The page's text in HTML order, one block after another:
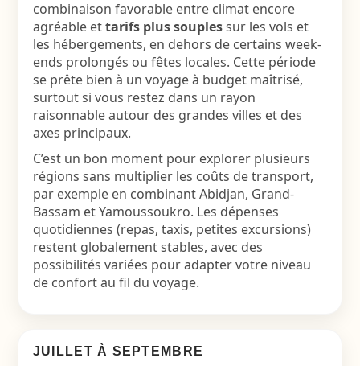
combinaison favorable entre climat encore
agréable ettarifs plus souplessur les vols et
les hébergements, en dehors de certains week-
ends prolongés ou fêtes locales. Cette période
se prête bien à un voyage à budget maîtrisé,
surtout si vous restez dans un rayon
raisonnable autour des grandes villes et des
axes principaux.
C’est un bon moment pour explorer plusieurs
régions sans multiplier les coûts de transport,
par exemple en combinant Abidjan, Grand-
Bassam et Yamoussoukro. Les dépenses
quotidiennes (repas, taxis, petites excursions)
restent globalement stables, avec des
possibilités variées pour adapter votre niveau
de confort au fil du voyage.
JUILLET À SEPTEMBRE